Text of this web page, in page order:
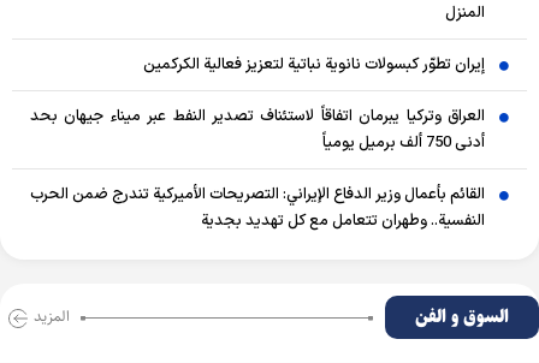
المنزل
إيران تطوّر كبسولات نانوية نباتية لتعزيز فعالية الكركمين
العراق وتركيا يبرمان اتفاقاً لاستئناف تصدير النفط عبر ميناء جيهان بحد
أدنى 750 ألف برميل يومياً
القائم بأعمال وزير الدفاع الإيراني: التصريحات الأميركية تندرج ضمن الحرب
النفسية.. وطهران تتعامل مع كل تهديد بجدية
السوق و الفن المزید